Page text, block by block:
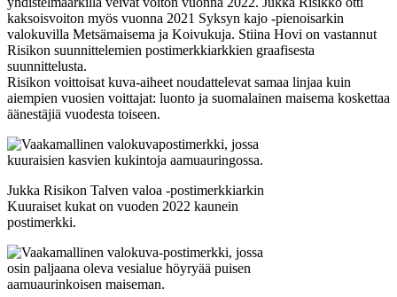
kaksoisvoiton myös vuonna 2021 Syksyn kajo -pienoisarkin
valokuvilla Metsämaisema ja Koivukuja. Stiina Hovi on vastannut
Risikon suunnittelemien postimerkkiarkkien graafisesta
suunnittelusta.
Risikon voittoisat kuva-aiheet noudattelevat samaa linjaa kuin
aiempien vuosien voittajat: luonto ja suomalainen maisema koskettaa
äänestäjiä vuodesta toiseen.
Jukka Risikon Talven valoa -postimerkkiarkin
Kuuraiset kukat on vuoden 2022 kaunein
postimerkki.